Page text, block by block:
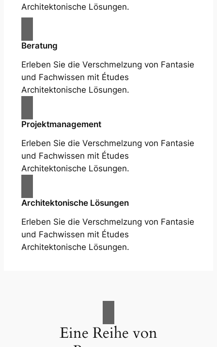
Architektonische Lösungen.
Beratung
Erleben Sie die Verschmelzung von Fantasie
und Fachwissen mit Études
Architektonische Lösungen.
Projektmanagement
Erleben Sie die Verschmelzung von Fantasie
und Fachwissen mit Études
Architektonische Lösungen.
Architektonische Lösungen
Erleben Sie die Verschmelzung von Fantasie
und Fachwissen mit Études
Architektonische Lösungen.
Eine Reihe von